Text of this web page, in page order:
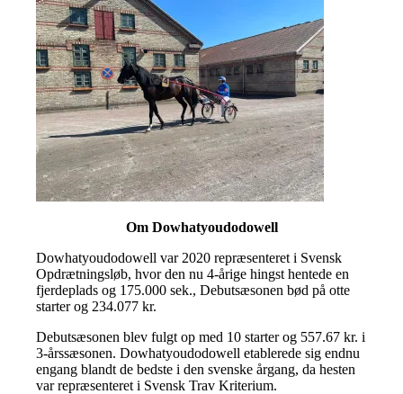
Om Dowhatyoudodowell
Dowhatyoudodowell var 2020 repræsenteret i Svensk
Opdrætningsløb, hvor den nu 4-årige hingst hentede en
fjerdeplads og 175.000 sek., Debutsæsonen bød på otte
starter og 234.077 kr.
Debutsæsonen blev fulgt op med 10 starter og 557.67 kr. i
3-årssæsonen. Dowhatyoudodowell etablerede sig endnu
engang blandt de bedste i den svenske årgang, da hesten
var repræsenteret i Svensk Trav Kriterium.